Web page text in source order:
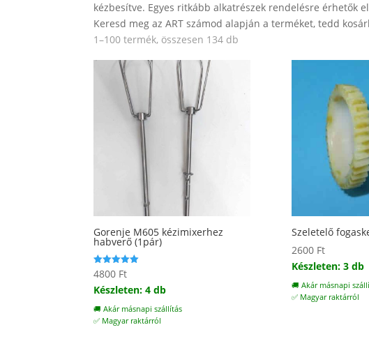
kézbesítve. Egyes ritkább alkatrészek rendelésre érhetők
Keresd meg az ART számod alapján a terméket, tedd
1–100 termék, összesen 134 db
Gorenje M605 kézimixerhez
habverő (1pár)
Értékelés:
5.00
/ 5
4800 Ft
Készleten: 4 db
🚚 Akár másnapi szállítás
✅ Magyar raktárról
Szeletelő
2600 Ft
Készleten: 3 db
🚚 Akár másnapi
✅ Magyar raktárról